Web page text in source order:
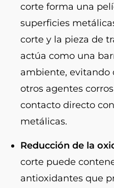
corte forma una
superficies
corte y la pieza de
actúa como una
ambiente, evitando
otros agentes
contacto directo
metálicas.
Reducción de la
corte puede
antioxidantes que